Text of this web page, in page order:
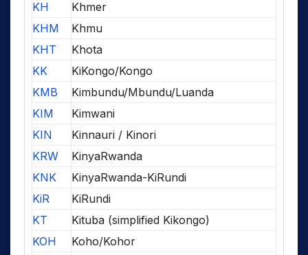
KH
Khmer
KHM
Khmu
KHT
Khota
KK
KiKongo/Kongo
KMB
Kimbundu/Mbundu/Luanda
KIM
Kimwani
KIN
Kinnauri / Kinori
KRW
KinyaRwanda
KNK
KinyaRwanda-KiRundi
KiR
KiRundi
KT
Kituba (simplified Kikongo)
KOH
Koho/Kohor